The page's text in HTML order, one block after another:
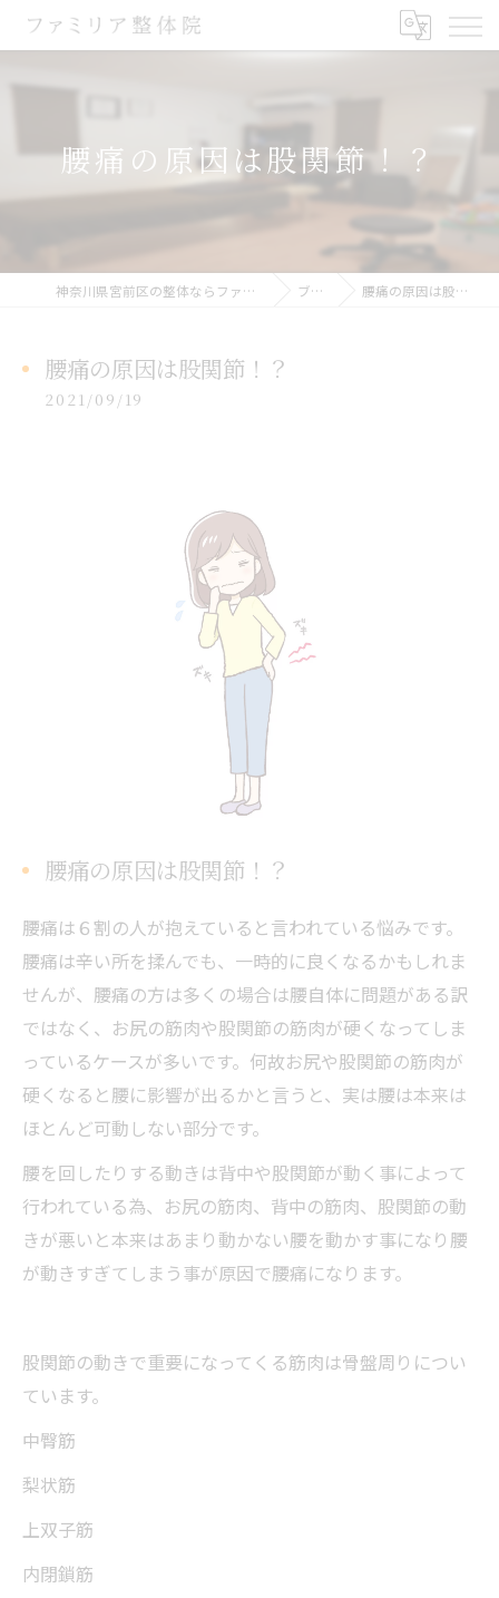
腰痛の原因は股関節！？
神奈川県宮前区の整体ならファミリア整体院 ブログ 腰痛の原因は股関節！？
腰痛の原因は股関節！？
2021/09/19
腰痛の原因は股関節！？
腰痛は６割の人が抱えていると言われている悩みです。
腰痛は辛い所を揉んでも、一時的に良くなるかもしれま
せんが、腰痛の方は多くの場合は腰自体に問題がある訳
ではなく、お尻の筋肉や股関節の筋肉が硬くなってしま
っているケースが多いです。何故お尻や股関節の筋肉が
硬くなると腰に影響が出るかと言うと、実は腰は本来は
ほとんど可動しない部分です。
腰を回したりする動きは背中や股関節が動く事によって
行われている為、お尻の筋肉、背中の筋肉、股関節の動
きが悪いと本来はあまり動かない腰を動かす事になり腰
が動きすぎてしまう事が原因で腰痛になります。
股関節の動きで重要になってくる筋肉は骨盤周りについ
ています。
中臀筋
梨状筋
上双子筋
内閉鎖筋